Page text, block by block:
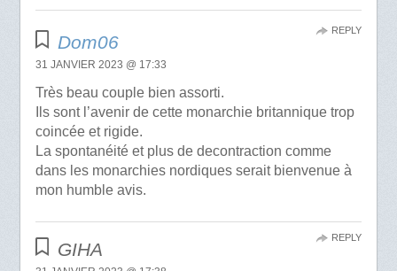
Dom06
31 JANVIER 2023 @ 17:33
Très beau couple bien assorti.
Ils sont l’avenir de cette monarchie britannique trop
coincée et rigide.
La spontanéité et plus de decontraction comme
dans les monarchies nordiques serait bienvenue à
mon humble avis.
REPLY
GIHA
REPLY